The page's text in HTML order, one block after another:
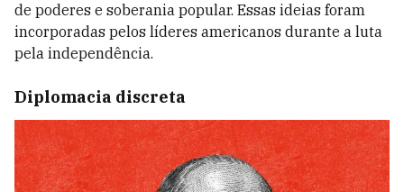
de poderes e soberania popular. Essas ideias foram
incorporadas pelos líderes americanos durante a luta
pela independência.
Diplomacia discreta